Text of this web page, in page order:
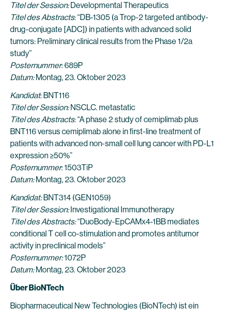
Titel der Session:Developmental Therapeutics
Titel des Abstracts: “DB-1305 (a Trop-2 targeted antibody-
drug-conjugate [ADC]) in patients with advanced solid
tumors: Preliminary clinical results from the Phase 1/2a
study”
Posternummer: 689P
Datum:Montag, 23. Oktober 2023
Kandidat: BNT116
Titel der Session:NSCLC. metastatic
Titel des Abstracts: “A phase 2 study of cemiplimab plus
BNT116 versus cemiplimab alone in first-line treatment of
patients with advanced non-small cell lung cancer with PD-L1
expression ≥50%”
Posternummer: 1503TiP
Datum:Montag, 23. Oktober 2023
Kandidat:BNT314 (GEN1059)
Titel der Session:Investigational Immunotherapy
Titel des Abstracts:“DuoBody-EpCAMx4-1BB mediates
conditional T cell co-stimulation and promotes antitumor
activity in preclinical models”
Posternummer:1072P
Datum:Montag, 23. Oktober 2023
Über BioNTech
Biopharmaceutical New Technologies (BioNTech) ist ein